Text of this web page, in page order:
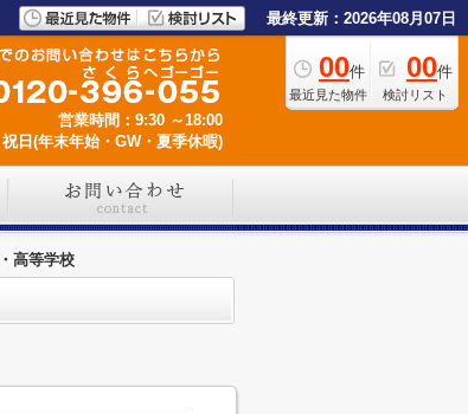
最終更新：2026年08月07日
00件
最近見た物件
00件
検討リスト
営業時間：9:30 ～18:00
日(年末年始・GW・夏季休暇)
高等学校